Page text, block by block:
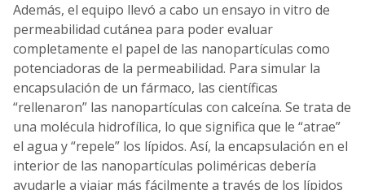
Además, el equipo llevó a cabo un ensayo in vitro de
permeabilidad cutánea para poder evaluar
completamente el papel de las nanopartículas como
potenciadoras de la permeabilidad. Para simular la
encapsulación de un fármaco, las científicas
“rellenaron” las nanopartículas con calceína. Se trata de
una molécula hidrofílica, lo que significa que le “atrae”
el agua y “repele” los lípidos. Así, la encapsulación en el
interior de las nanopartículas poliméricas debería
ayudarle a viajar más fácilmente a través de los lípidos